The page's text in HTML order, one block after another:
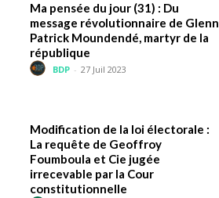
Ma pensée du jour (31) : Du
message révolutionnaire de Glenn
Patrick Moundendé, martyr de la
république
BDP - 27 Juil 2023
Modification de la loi électorale :
La requête de Geoffroy
Foumboula et Cie jugée
irrecevable par la Cour
constitutionnelle